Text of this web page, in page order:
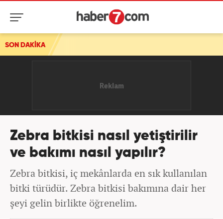
SON DAKİKA
Zebra bitkisi nasıl yetiştirilir
ve bakımı nasıl yapılır?
Zebra bitkisi, iç mekânlarda en sık kullanılan
bitki türüdür. Zebra bitkisi bakımına dair her
şeyi gelin birlikte öğrenelim.